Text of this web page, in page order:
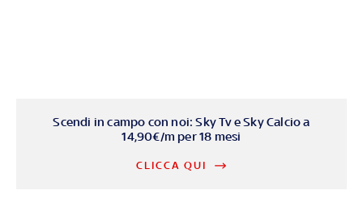
Scendi in campo con noi: Sky Tv e Sky Calcio a
14,90€/m per 18 mesi
CLICCA QUI